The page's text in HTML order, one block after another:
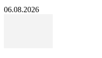
06.08.2026